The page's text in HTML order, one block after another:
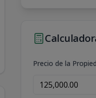
Precio de la